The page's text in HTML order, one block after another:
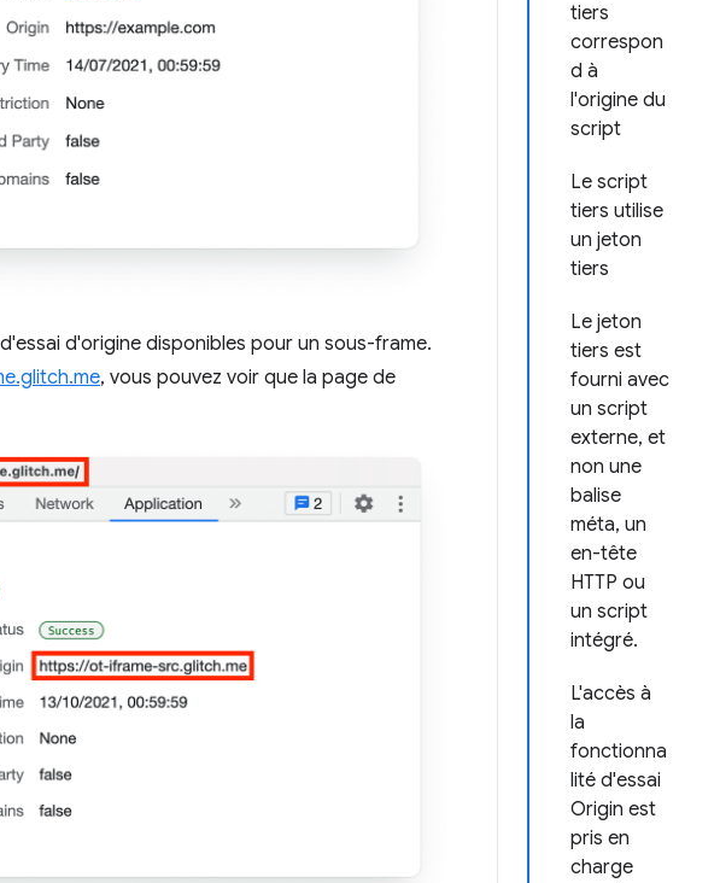
tiers
correspon
d à
l'origine du
script
Le script
tiers utilise
un jeton
tiers
Le jeton
tiers est
fourni avec
un script
externe, et
non une
balise
méta, un
en-tête
HTTP ou
un script
intégré.
L'accès à
la
fonctionna
lité d'essai
Origin est
pris en
charge
d'origine disponibles pour un sous-frame.
, vous pouvez voir que la page de